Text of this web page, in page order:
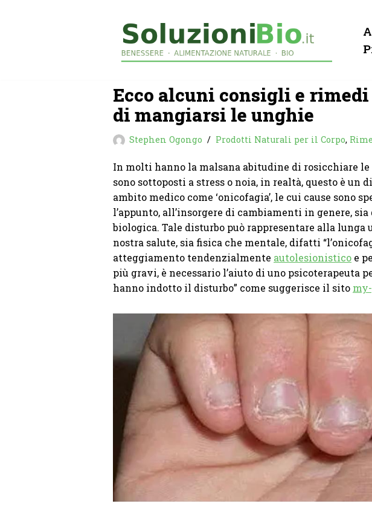
Ecco alcuni consigli e
di mangiarsi le unghie
Stephen Ogongo Prodotti Naturali per il Corpo,
In molti hanno la malsana abitudine di rosicchiare
sono sottoposti a stress o noia, in realtà, questo è un
ambito medico come ‘onicofagia’, le cui cause sono
l’appunto, all’insorgere di cambiamenti in genere,
biologica. Tale disturbo può rappresentare alla lunga
nostra salute, sia fisica che mentale, difatti
atteggiamento tendenzialmente autolesionistico e
più gravi, è necessario l’aiuto di uno psicoterapeuta
hanno indotto il disturbo” come suggerisce il sito